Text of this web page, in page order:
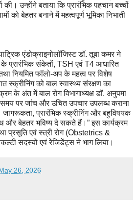
की। उन्होंने बताया कि प्रारंभिक पहचान बच्चों
को बेहतर बनाने में महत्वपूर्ण भूमिका निभाती
एंडोक्राइनोलॉजिस्ट डॉ. तूबा कमर ने
के प्रारंभिक संकेतों, TSH एवं T4 आधारित
नियमित फॉलो-अप के महत्व पर विशेष
स्क्रीनिंग को बाल स्वास्थ्य संरक्षण का
के अंत में बाल रोग विभागाध्यक्ष डॉ. अनुपमा
समय पर जांच और उचित उपचार उपलब्ध कराना
जागरूकता, प्रारंभिक स्क्रीनिंग और बहुविषयक
और बेहतर भविष्य दे सकते हैं।” इस कार्यक्रम
प्रसूति एवं स्त्री रोग (Obstetrics &
सदस्यों एवं रेजिडेंट्स ने भाग लिया।
26, 2026